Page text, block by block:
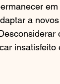
a
insatisfeito